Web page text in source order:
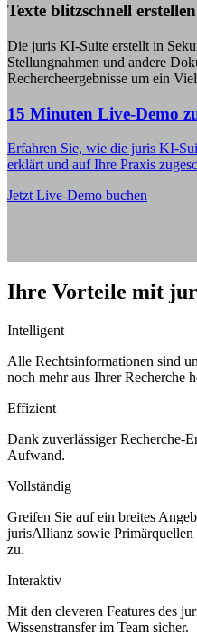
Texte blitzschnell erstellen
Die juris KI-Suite erstellt in
Stellungnahmen und andere
Rechercheergebnisse um ein
15 Minuten Live-Demo
Erfahren Sie, wie die juris KI-
erklärt und auf Ihre Praxis
Jetzt Live-Demo buchen
Ihre Vorteile mit
Intelligent
Alle Rechtsinformationen sind
noch mehr aus Ihrer Recherche
Effizient
Dank zuverlässiger Recherche-
Aufwand.
Vollständig
Greifen Sie auf ein breites
jurisAllianz sowie Primärquellen
zu.
Interaktiv
Mit den cleveren Features des
Wissenstransfer im Team sicher.